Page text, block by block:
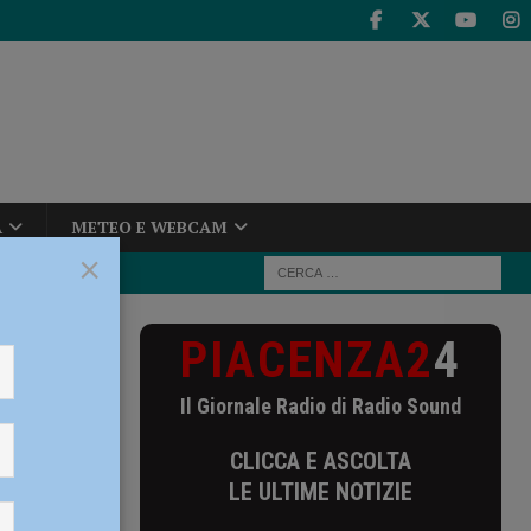
METEO E WEBCAM
record
e
PIACENZA24
Il Giornale Radio di Radio Sound
CLICCA E ASCOLTA
LE ULTIME NOTIZIE
×